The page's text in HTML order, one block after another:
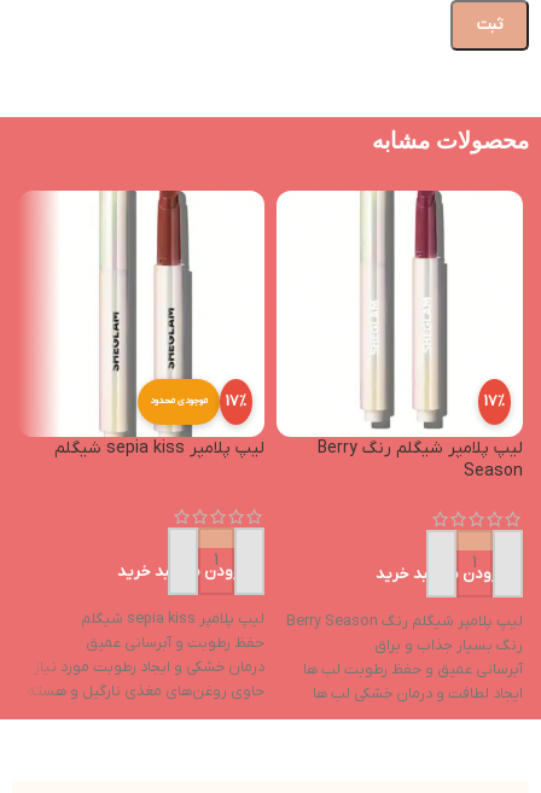
محصولات مشابه
17%
لیپ پلامپر شیگلم رنگ Berry
Season
افزودن به سبد خرید
لیپ پلامپر شیگلم رنگ Berry Season
رنگ بسیار جذاب و براق
آبرسانی عمیق و حفظ رطوبت لب ها
ایجاد لطافت و درمان خشکی لب ها
حاوی روغن نارگیل و روغن هسته
موجودی محدود 17%
لیپ پلامپر sepia kiss شیگلم
افزودن به سبد خرید
لیپ پلامپر sepia kiss شیگلم
حفظ رطوبت و آبرسانی عمیق
درمان خشکی و ایجاد رطوبت مورد نیاز
حاوی روغن‌های مغذی نارگیل و هسته
انگور